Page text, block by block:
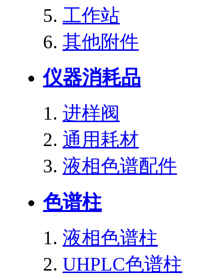
工作站
其他附件
仪器消耗品
进样阀
通用耗材
液相色谱配件
色谱柱
液相色谱柱
UHPLC色谱柱